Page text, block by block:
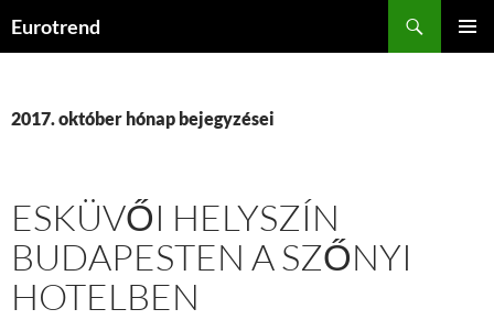
Eurotrend
2017. október hónap bejegyzései
ESKÜVŐI HELYSZÍN
BUDAPESTEN A SZŐNYI
HOTELBEN